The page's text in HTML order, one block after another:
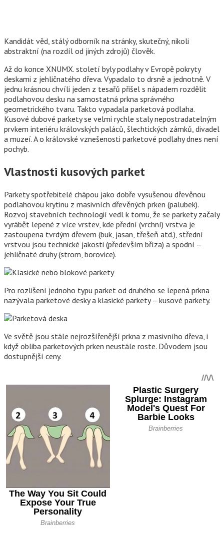
Kandidát věd, stálý odborník na stránky, skutečný, nikoli
abstraktní (na rozdíl od jiných zdrojů) člověk.
Až do konce XNUMX. století byly podlahy v Evropě pokryty
deskami z jehličnatého dřeva. Vypadalo to drsně a jednotně. V
jednu krásnou chvíli jeden z tesařů přišel s nápadem rozdělit
podlahovou desku na samostatná prkna správného
geometrického tvaru. Takto vypadala parketová podlaha.
Kusové dubové parkety se velmi rychle staly nepostradatelným
prvkem interiéru královských paláců, šlechtických zámků, divadel
a muzeí. A o královské vznešenosti parketové podlahy dnes není
pochyb.
Vlastnosti kusových parket
Parkety spotřebitelé chápou jako dobře vysušenou dřevěnou
podlahovou krytinu z masivních dřevěných prken (palubek).
Rozvoj stavebních technologií vedl k tomu, že se parkety začaly
vyrábět lepené z více vrstev, kde přední (vrchní) vrstva je
zastoupena tvrdým dřevem (buk, jasan, třešeň atd.), střední
vrstvou jsou technické jakosti (především bříza) a spodní –
jehličnaté druhy (strom, borovice).
Pro rozlišení jednoho typu parket od druhého se lepená prkna
nazývala parketové desky a klasické parkety – kusové parkety.
Ve světě jsou stále nejrozšířenější prkna z masivního dřeva, i
když obliba parketových prken neustále roste. Důvodem jsou
dostupnější ceny.